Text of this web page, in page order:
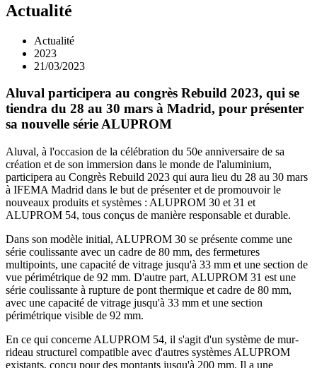
Actualité
Actualité
2023
21/03/2023
Aluval participera au congrès Rebuild 2023, qui se
tiendra du 28 au 30 mars à Madrid, pour présenter
sa nouvelle série ALUPROM
Aluval, à l'occasion de la célébration du 50e anniversaire de sa
création et de son immersion dans le monde de l'aluminium,
participera au Congrès Rebuild 2023 qui aura lieu du 28 au 30 mars
à IFEMA Madrid dans le but de présenter et de promouvoir le
nouveaux produits et systèmes : ALUPROM 30 et 31 et
ALUPROM 54, tous conçus de manière responsable et durable.
Dans son modèle initial, ALUPROM 30 se présente comme une
série coulissante avec un cadre de 80 mm, des fermetures
multipoints, une capacité de vitrage jusqu'à 33 mm et une section de
vue périmétrique de 92 mm. D'autre part, ALUPROM 31 est une
série coulissante à rupture de pont thermique et cadre de 80 mm,
avec une capacité de vitrage jusqu'à 33 mm et une section
périmétrique visible de 92 mm.
En ce qui concerne ALUPROM 54, il s'agit d'un système de mur-
rideau structurel compatible avec d'autres systèmes ALUPROM
existants, conçu pour des montants jusqu'à 200 mm. Il a une